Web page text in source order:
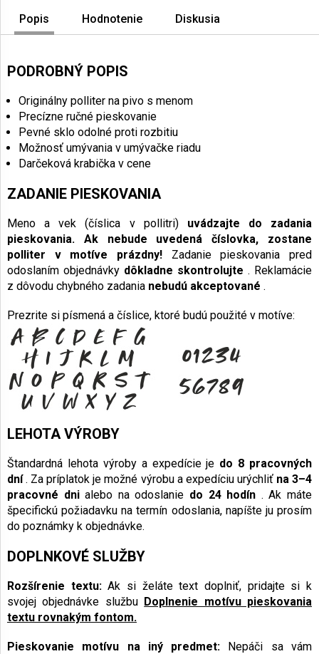
Popis Hodnotenie Diskusia
PODROBNÝ POPIS
Originálny polliter na pivo s menom
Precízne ručné pieskovanie
Pevné sklo odolné proti rozbitiu
Možnosť umývania v umývačke riadu
Darčeková krabička v cene
ZADANIE PIESKOVANIA
Meno a vek (číslica v pollitri) uvádzajte do zadania
pieskovania. Ak nebude uvedená číslovka, zostane
polliter v motíve prázdny! Zadanie pieskovania pred
odoslaním objednávky dôkladne skontrolujte . Reklamácie
z dôvodu chybného zadania nebudú akceptované .
Prezrite si písmená a číslice, ktoré budú použité v motíve:
LEHOTA VÝROBY
Štandardná lehota výroby a expedície je do 8 pracovných
dní . Za príplatok je možné výrobu a expedíciu urýchliť na 3–4
pracovné dni alebo na odoslanie do 24 hodín . Ak máte
špecifickú požiadavku na termín odoslania, napíšte ju prosím
do poznámky k objednávke.
DOPLNKOVÉ SLUŽBY
Rozšírenie textu:Ak si želáte text doplniť, pridajte si k
svojej objednávke službu Doplnenie motívu pieskovania
textu rovnakým fontom.
Pieskovanie motívu na iný predmet: Nepáči sa vám